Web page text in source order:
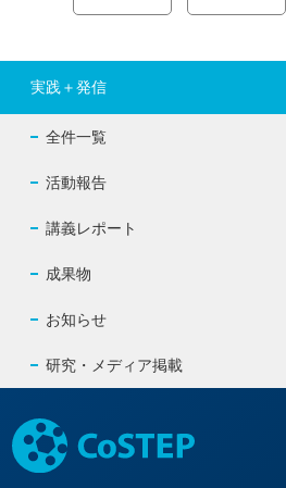
ビ
ゲ
実践＋発信
全件一覧
活動報告
講義レポート
成果物
お知らせ
研究・メディア掲載